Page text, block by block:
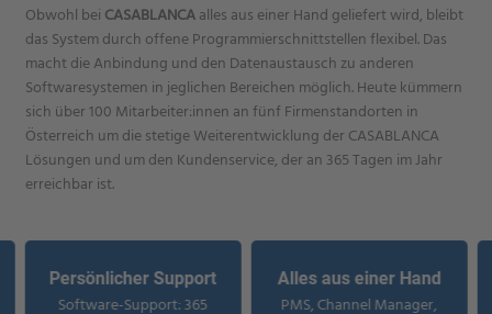
Obwohl bei CASABLANCAalles aus einer Hand geliefert wird, bleibt
das System durch offene Programmierschnittstellen flexibel. Das
macht die Anbindung und den Datenaustausch zu anderen
Softwaresystemen in jeglichen Bereichen möglich. Heute kümmern
sich über 100 Mitarbeiter:innen an fünf Firmenstandorten in
Österreich um die stetige Weiterentwicklung der CASABLANCA
Lösungen und um den Kundenservice, der an 365 Tagen im Jahr
erreichbar ist.
Persönlicher Support
Software-Support: 365
Alles aus einer Hand
PMS, Channel Manager,